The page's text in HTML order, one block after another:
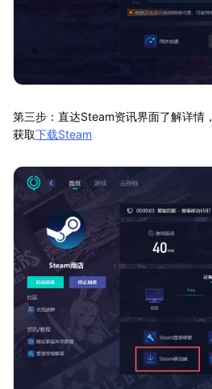
第三步：直达Steam资讯界面了解详情
获取下载Steam